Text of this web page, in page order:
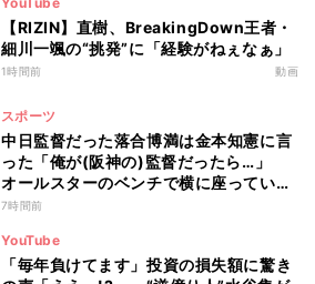
【RIZIN】直樹、BreakingDown王者・
細川一颯の“挑発”に「経験がねぇなぁ」
1時間前 動画
スポーツ
中日監督だった落合博満は金本知憲に言
った「俺が(阪神の)監督だったら…」
オールスターのベンチで横に座っていた
赤星憲広が聞いた会話とは
7時間前
YouTube
「毎年負けてます」投資の損失額に驚き